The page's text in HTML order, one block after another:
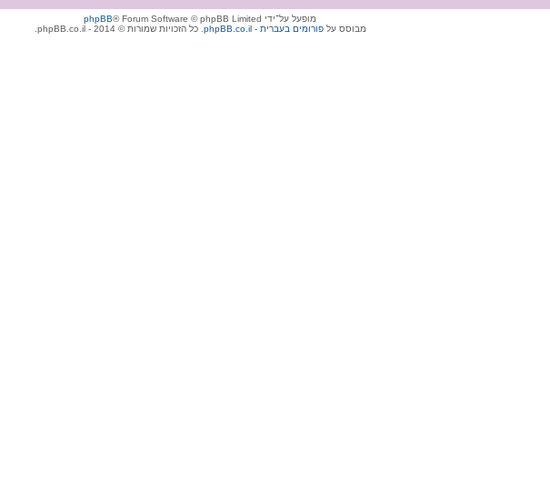
מופעל על־ידי phpBB® Forum Software © phpBB Limited
מבוסס עלphpBB.co.il - פורומים בעברית . כל הזכויות שמורות © 2014 - phpBB.co.il.